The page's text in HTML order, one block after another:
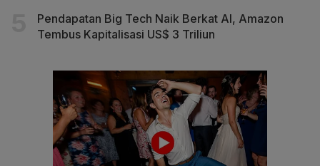
Pendapatan Big Tech Naik Berkat AI, Amazon
Tembus Kapitalisasi US$ 3 Triliun